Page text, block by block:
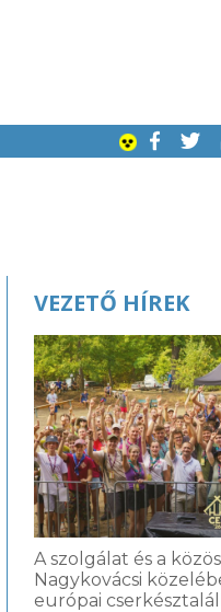
VEZETŐ HÍREK
A szolgálat és a
Nagykovácsi
európai